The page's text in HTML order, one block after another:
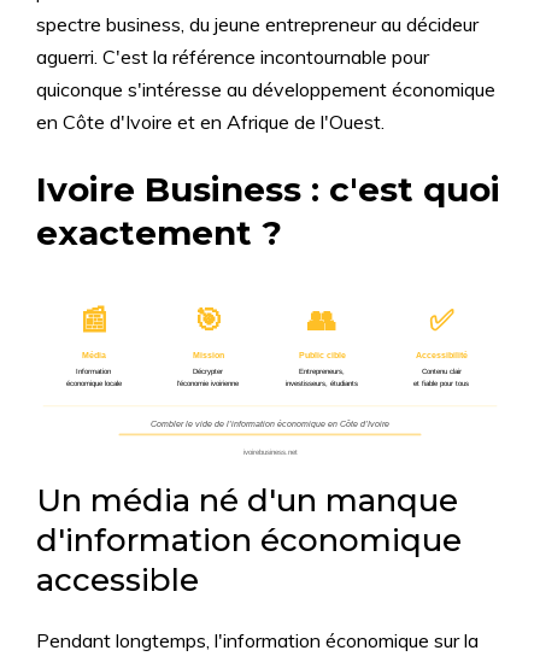
spectre business, du jeune entrepreneur au décideur
aguerri. C'est la référence incontournable pour
quiconque s'intéresse au développement économique
en Côte d'Ivoire et en Afrique de l'Ouest.
Ivoire Business : c'est quoi
exactement ?
📰
Média
Information
économique locale
🎯
Mission
Décrypter
l’économie ivoirienne
👥
Public cible
Entrepreneurs,
investisseurs, étudiants
✅
Accessibilité
Contenu clair
et fiable pour tous
Combler le vide de l’information économique en Côte d’Ivoire
ivoirebusiness.net
Un média né d'un manque
d'information économique
accessible
Pendant longtemps, l'information économique sur la